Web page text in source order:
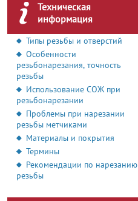
Техническая
информация
Типы резьбы и отверстий
Особенности
резьбонарезания, точность
резьбы
Использование СОЖ при
резьбонарезании
Проблемы при нарезании
резьбы метчиками
Материалы и покрытия
Термины
Рекомендации по нарезанию
резьбы